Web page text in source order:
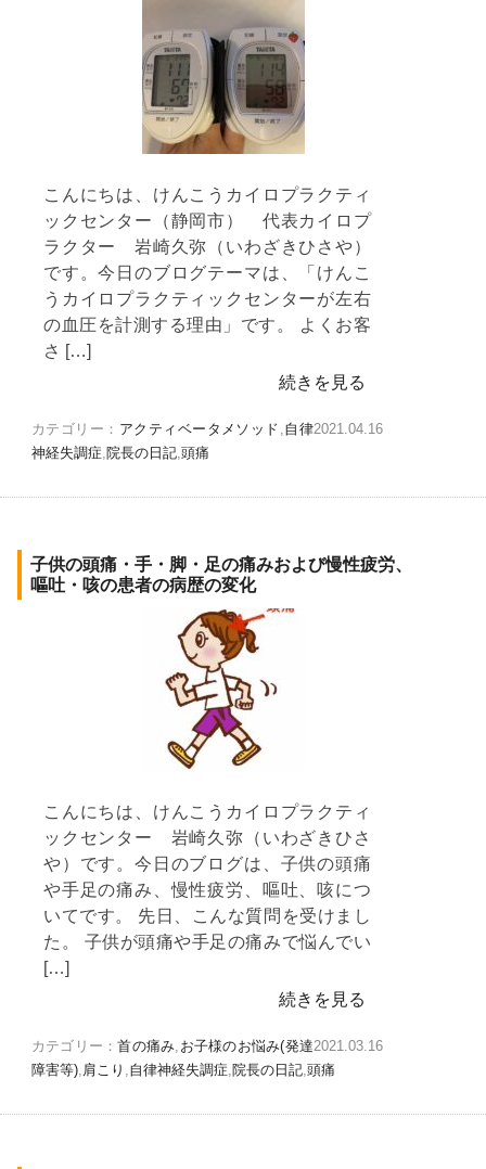
こんにちは、けんこうカイロプラクティ
ックセンター（静岡市） 代表カイロプ
ラクター 岩崎久弥（いわざきひさや）
です。今日のブログテーマは、「けんこ
うカイロプラクティックセンターが左右
の血圧を計測する理由」です。 よくお客
さ […]
続きを見る
2021.04.16
カテゴリー： アクティベータメソッド ,自律
神経失調症,院長の日記,頭痛
子供の頭痛・手・脚・足の痛みおよび慢性疲労、
嘔吐・咳の患者の病歴の変化
こんにちは、けんこうカイロプラクティ
ックセンター 岩崎久弥（いわざきひさ
や）です。今日のブログは、子供の頭痛
や手足の痛み、慢性疲労、嘔吐、咳につ
いてです。 先日、こんな質問を受けまし
た。 子供が頭痛や手足の痛みで悩んでい
[…]
続きを見る
2021.03.16
カテゴリー：首の痛み, お子様のお悩み(発達
障害等),肩こり ,自律神経失調症,院長の日記,頭痛